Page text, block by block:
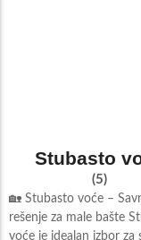
Stubasto
(5)
🏡 Stubasto voće –
rešenje za male bašte
voće je idealan izbor za